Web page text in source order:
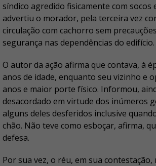
síndico agredido fisicamente com socos
advertiu o morador, pela terceira vez
circulação com cachorro sem
segurança nas dependências do edifício.
O autor da ação afirma que contava, à
anos de idade, enquanto seu vizinho e
anos e maior porte físico. Informou,
desacordado em virtude dos inúmeros
alguns deles desferidos inclusive
chão. Não teve como esboçar, afirma,
defesa.
Por sua vez, o réu, em sua